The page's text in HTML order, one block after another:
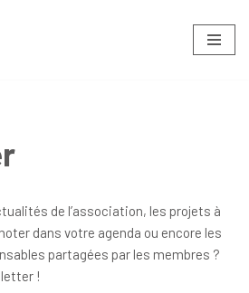
de l’association, les projets à
dans votre agenda ou encore les
partagées par les membres ?
!